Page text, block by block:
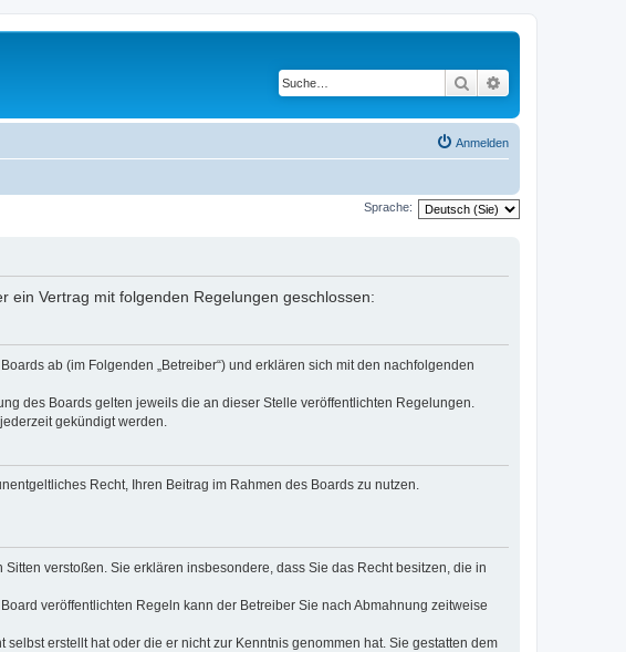
Suche
Anmelden
Sprache:
ein Vertrag mit folgenden Regelungen geschlossen:
ab (im Folgenden „Betreiber“) und erklären sich mit den nachfolgenden
des Boards gelten jeweils die an dieser Stelle veröffentlichten Regelungen.
gekündigt werden.
Recht, Ihren Beitrag im Rahmen des Boards zu nutzen.
verstoßen. Sie erklären insbesondere, dass Sie das Recht besitzen, die in
veröffentlichten Regeln kann der Betreiber Sie nach Abmahnung zeitweise
erstellt hat oder die er nicht zur Kenntnis genommen hat. Sie gestatten dem